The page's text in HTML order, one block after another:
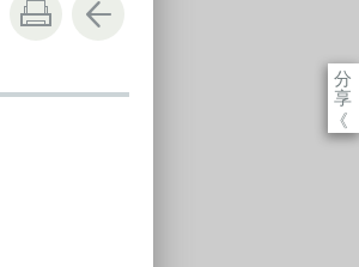
分
享
《